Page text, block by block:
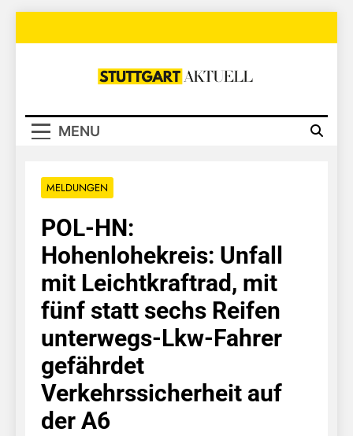
Stuttgart
MENU
MELDUNGEN
POL-HN:
Hohenlohekreis: Unfall
mit Leichtkraftrad, mit
fünf statt sechs Reifen
unterwegs-Lkw-Fahrer
gefährdet
Verkehrssicherheit auf
der A6